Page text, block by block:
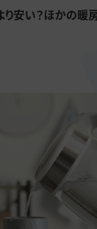
安い？ほかの暖